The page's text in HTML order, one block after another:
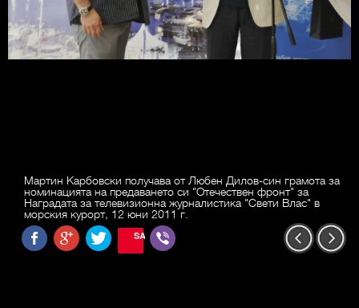
Мартин Карбовски получава от Любен Дилов-син грамота за
номинацията на предаването си "Отечествен фронт" за
Наградата за телевизионна журналистика "Свети Влас" в
морския курорт, 12 юни 2011 г.
SAVE